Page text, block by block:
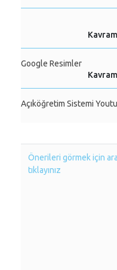
Google Resimler
Açıköğretim Sistemi
Önerileri görmek için
tıklayınız